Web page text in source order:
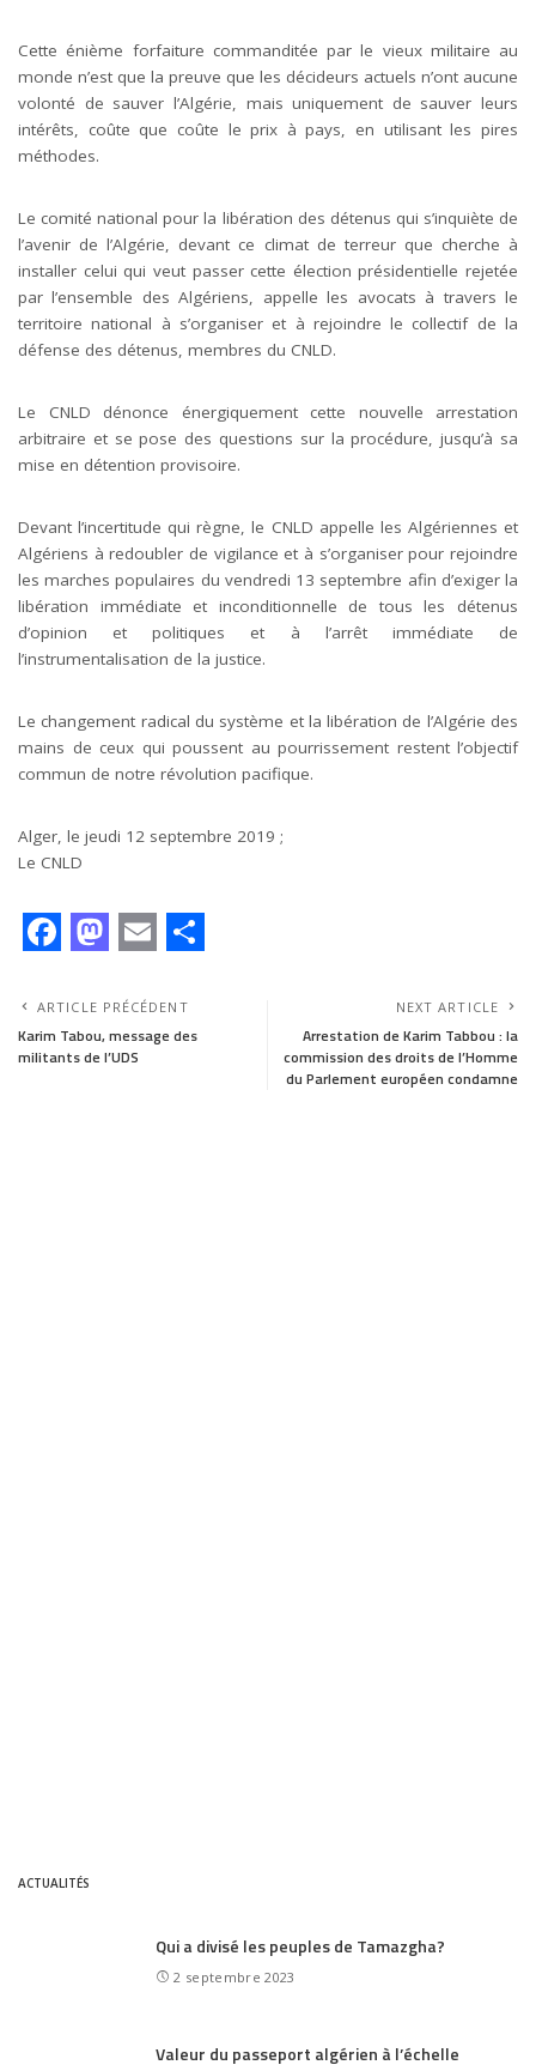
Cette énième forfaiture commanditée par le vieux militaire au
monde n’est que la preuve que les décideurs actuels n’ont aucune
volonté de sauver l’Algérie, mais uniquement de sauver leurs
intérêts, coûte que coûte le prix à pays, en utilisant les pires
méthodes.
Le comité national pour la libération des détenus qui s’inquiète de
l’avenir de l’Algérie, devant ce climat de terreur que cherche à
installer celui qui veut passer cette élection présidentielle rejetée
par l’ensemble des Algériens, appelle les avocats à travers le
territoire national à s’organiser et à rejoindre le collectif de la
défense des détenus, membres du CNLD.
Le CNLD dénonce énergiquement cette nouvelle arrestation
arbitraire et se pose des questions sur la procédure, jusqu’à sa
mise en détention provisoire.
Devant l’incertitude qui règne, le CNLD appelle les Algériennes et
Algériens à redoubler de vigilance et à s’organiser pour rejoindre
les marches populaires du vendredi 13 septembre afin d’exiger la
libération immédiate et inconditionnelle de tous les détenus
d’opinion et politiques et à l’arrêt immédiate de
l’instrumentalisation de la justice.
Le changement radical du système et la libération de l’Algérie des
mains de ceux qui poussent au pourrissement restent l’objectif
commun de notre révolution pacifique.
Alger, le jeudi 12 septembre 2019 ;
Le CNLD
a
c
a
s
m
a
h
a
ARTICLE PRÉCÉDENT
Karim Tabou, message des
militants de l’UDS
NEXT ARTICLE
Arrestation de Karim Tabbou : la
commission des droits de l’Homme
du Parlement européen condamne
ACTUALITÉS
Qui a divisé les peuples de Tamazgha?
2 septembre 2023
Valeur du passeport algérien à l’échelle